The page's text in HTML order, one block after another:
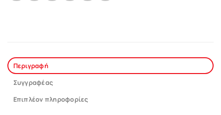
Περιγραφή
Συγγραφέας
Επιπλέον πληροφορίες